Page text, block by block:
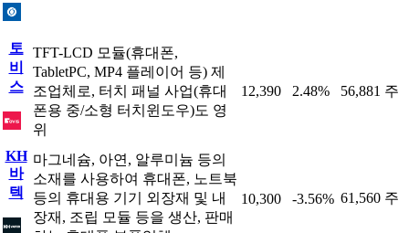
토
비
스
TFT-LCD 모듈(휴대폰,
TabletPC, MP4 플레이어 등) 제
조업체로, 터치 패널 사업(휴대
폰용 중/소형 터치윈도우)도 영
위
12,390 2.48% 56,881 주
KH
바
텍
마그네슘, 아연, 알루미늄 등의
소재를 사용하여 휴대폰, 노트북
등의 휴대용 기기 외장재 및 내
장재, 조립 모듈 등을 생산, 판매
10,300 -3.56% 61,560 주